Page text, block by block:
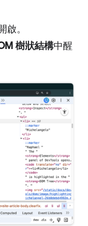
啟。
樹狀結構中醒